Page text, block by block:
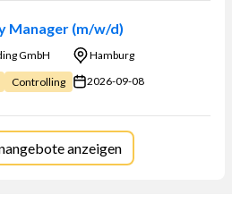
Manager (m/w/d)
GmbH
Hamburg
Controlling 2026-09-08
anzeigen